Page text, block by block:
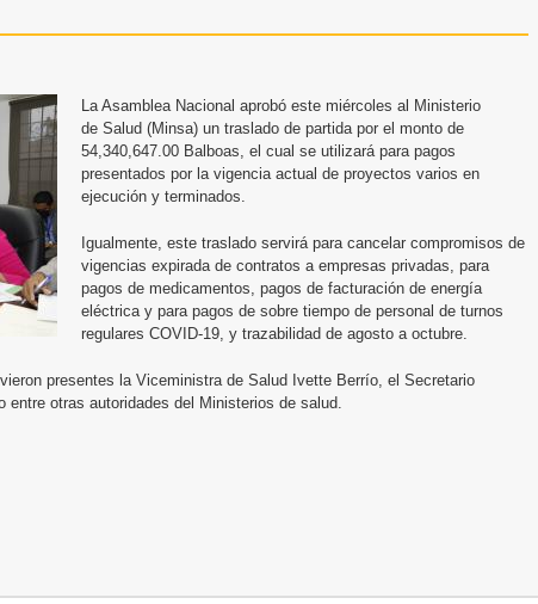
La Asamblea Nacional aprobó este miércoles al Ministerio
de Salud (Minsa) un traslado de partida por el monto de
54,340,647.00 Balboas, el cual se utilizará para pagos
presentados por la vigencia actual de proyectos varios en
ejecución y terminados.
Igualmente, este traslado servirá para cancelar compromisos de
vigencias expirada de contratos a empresas privadas, para
pagos de medicamentos, pagos de facturación de energía
eléctrica y para pagos de sobre tiempo de personal de turnos
regulares COVID-19, y trazabilidad de agosto a octubre.
presentes la Viceministra de Salud Ivette Berrío, el Secretario
otras autoridades del Ministerios de salud.